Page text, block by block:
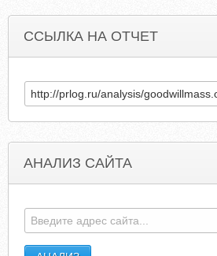
ССЫЛКА НА ОТЧЕТ
АНАЛИЗ САЙТА